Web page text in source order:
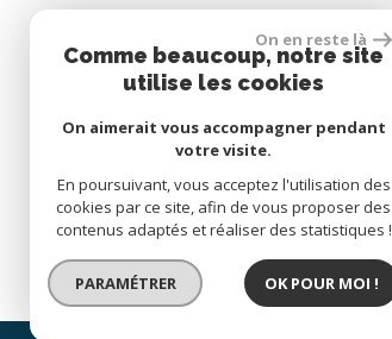
On en reste là
Comme beaucoup, notre site
utilise les cookies
On aimerait vous accompagner pendant
votre visite.
En poursuivant, vous acceptez l'utilisation des
cookies par ce site, afin de vous proposer des
contenus adaptés et réaliser des statistiques !
PARAMÉTRER OK POUR MOI !